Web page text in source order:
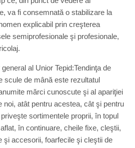
va fi consemnată o stabilizare la
explicabil prin creşterea
semiprofesionale şi profesionale,
al Unior Tepid:Tendinţa de
scule de mână este rezultatul
mărci cunoscute şi al apariţiei
noi, atât pentru acestea, cât şi pentru
sortimentele proprii, în topul
în continuare, cheile fixe, cleştii,
şi accesorii, foarfecile şi cleştii de